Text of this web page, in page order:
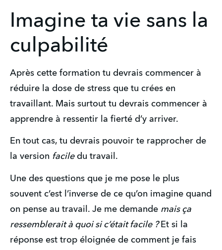
Imagine ta vie sans la
culpabilité
Après cette formation tu devrais commencer à
réduire la dose de stress que tu crées en
travaillant. Mais surtout tu devrais commencer à
apprendre à ressentir la fierté d’y arriver.
En tout cas, tu devrais pouvoir te rapprocher de
la version facile du travail.
Une des questions que je me pose le plus
souvent c’est l’inverse de ce qu’on imagine quand
on pense au travail. Je me demande mais ça
ressemblerait à quoi si c’était facile ? Et si la
réponse est trop éloignée de comment je fais